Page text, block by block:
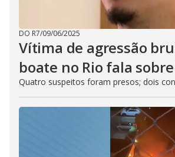
DO R7/09/06/2025
Vítima de agressão
boate no Rio fala
Quatro suspeitos foram presos; dois